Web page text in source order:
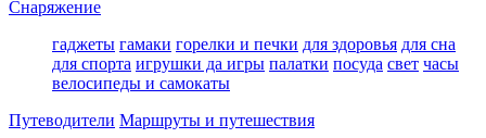
Снаряжение
гаджеты гамаки горелки и печки для здоровья для сна
для спорта игрушки да игры палатки посуда свет часы
велосипеды и самокаты
Путеводители Маршруты и путешествия